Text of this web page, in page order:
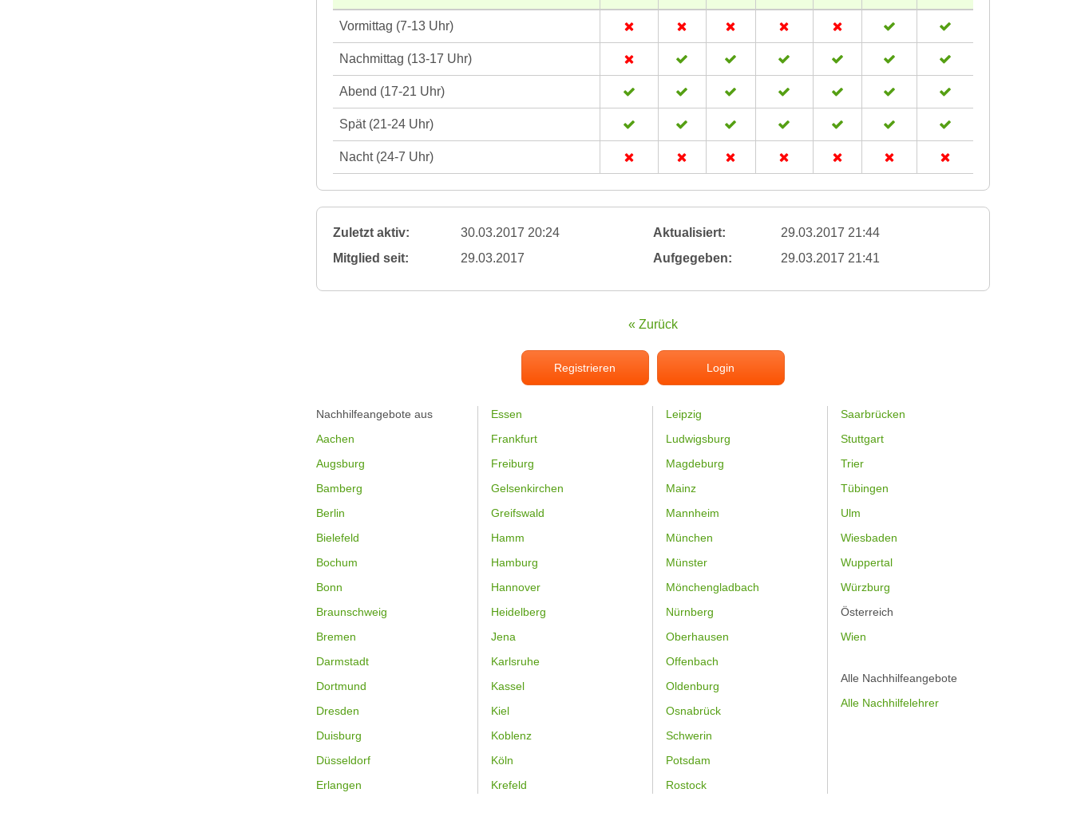
Vormittag (7-13 Uhr)
Nachmittag (13-17 Uhr)
Abend (17-21 Uhr)
Spät (21-24 Uhr)
Nacht (24-7 Uhr)
Zuletzt aktiv: 30.03.2017 20:24 Aktualisiert:
29.03.2017 21:44
Mitglied seit:
29.03.2017 Aufgegeben: 29.03.2017 21:41
« Zurück
Registrieren Login
Nachhilfeangebote aus
Aachen
Augsburg
Bamberg
Berlin
Bielefeld
Bochum
Bonn
Braunschweig
Bremen
Darmstadt
Dortmund
Dresden
Duisburg
Düsseldorf
Erlangen
Essen
Frankfurt
Freiburg
Gelsenkirchen
Greifswald
Hamm
Hamburg
Hannover
Heidelberg
Jena
Karlsruhe
Kassel
Kiel
Koblenz
Köln
Krefeld
Leipzig
Ludwigsburg
Magdeburg
Mainz
Mannheim
München
Münster
Mönchengladbach
Nürnberg
Oberhausen
Offenbach
Oldenburg
Osnabrück
Schwerin
Potsdam
Rostock
Saarbrücken
Stuttgart
Trier
Tübingen
Ulm
Wiesbaden
Wuppertal
Würzburg
Österreich
Wien
Alle Nachhilfeangebote
Alle Nachhilfelehrer